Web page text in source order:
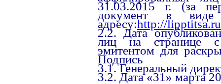
31.03.2015 г. (за
документ в
адресу:http://
2.2. Дата
лиц на странице с
эмитентом для
Подпись
3.1. Генеральный
3.2. Дата «31» марта